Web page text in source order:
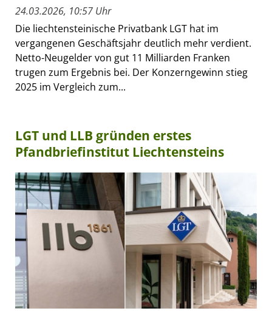
24.03.2026, 10:57 Uhr
Die liechtensteinische Privatbank LGT hat im
vergangenen Geschäftsjahr deutlich mehr verdient.
Netto-Neugelder von gut 11 Milliarden Franken
trugen zum Ergebnis bei. Der Konzerngewinn stieg
2025 im Vergleich zum...
LGT und LLB gründen erstes
Pfandbriefinstitut Liechtensteins